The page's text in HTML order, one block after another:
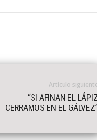
Artículo
“SI AFINAN EL
CERRAMOS EN EL